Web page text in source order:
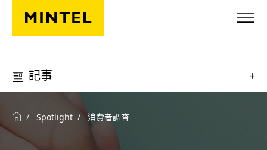
Skip to main content
記事 +
Spotlight 消費者調査